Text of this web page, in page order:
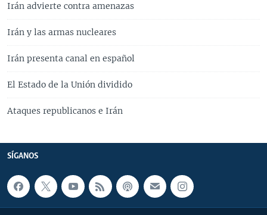
Irán advierte contra amenazas
Irán y las armas nucleares
Irán presenta canal en español
El Estado de la Unión dividido
Ataques republicanos e Irán
SÍGANOS